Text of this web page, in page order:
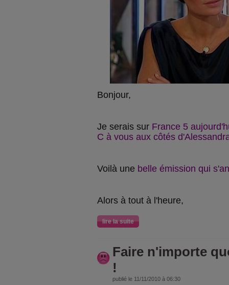
Bonjour,
Je serais sur France 5
C à vous aux côtés
Voilà une belle émission qui
Alors à tout à l'heure,
lire la suite
Faire n'importe
!
publié le 11/11/2010 à 06:30